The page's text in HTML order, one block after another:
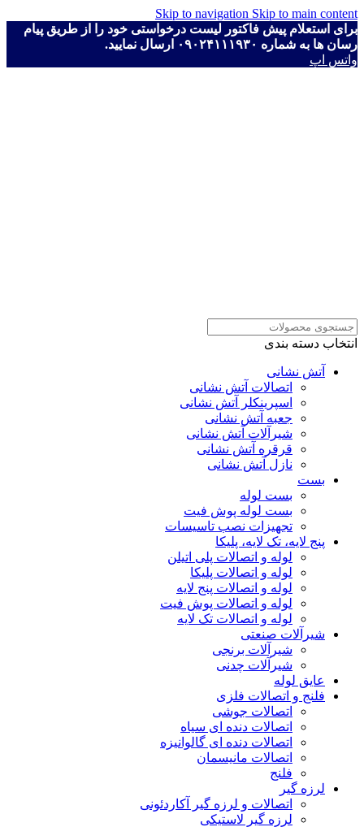
Skip to navigation Skip to main content
برای استعلام پیش فاکتور لیست درخواستی خود را از طریق پیام
رسان ها به شماره ۰۹۰۲۴۱۱۱۹۳۰ ارسال نمایید.
واتس اپ
انتخاب دسته بندی
آتش نشانی
اتصالات آتش نشانی
اسپرینکلر آتش نشانی
جعبه آتش نشانی
شیرآلات آتش نشانی
قرقره آتش نشانی
نازل آتش نشانی
بست
بست لوله
بست لوله پوش فیت
تجهیزات نصب تاسیسات
پنج لایه، تک لایه، پلیکا
لوله و اتصالات پلی اتیلن
لوله و اتصالات پلیکا
لوله و اتصالات پنج لایه
لوله و اتصالات پوش فیت
لوله و اتصالات تک لایه
شیرآلات صنعتی
شیرآلات برنجی
شیرآلات چدنی
عایق لوله
فلنج و اتصالات فلزی
اتصالات جوشی
اتصالات دنده ای سیاه
اتصالات دنده ای گالوانیزه
اتصالات مانیسمان
فلنج
لرزه گیر
اتصالات و لرزه گیر آکاردئونی
لرزه گیر لاستیکی